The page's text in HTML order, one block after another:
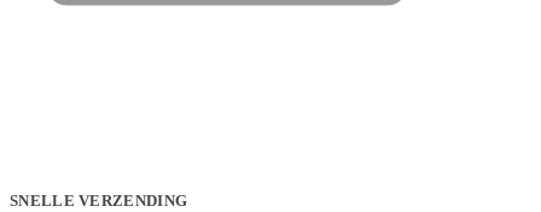
SNELLE VERZENDING